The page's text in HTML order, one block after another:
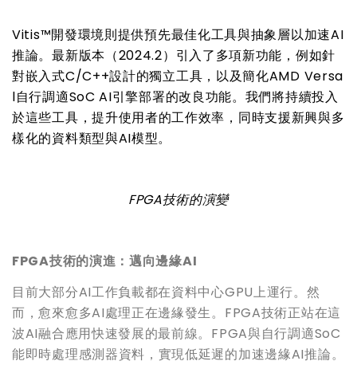
Vitis™開發環境則提供預先最佳化工具與抽象層以加速AI
推論。最新版本（2024.2）引入了多項新功能，例如針
對嵌入式C/C++設計的獨立工具，以及簡化AMD Versa
l自行調適SoC AI引擎部署的改良功能。我們將持續投入
於這些工具，提升使用者的工作效率，同時支援新興與多
樣化的資料類型與AI模型。
FPGA技術的演變
FPGA技術的演進：邁向邊緣AI
目前大部分AI工作負載都在資料中心GPU上運行。然
而，愈來愈多AI處理正在邊緣發生。FPGA技術正站在這
波AI融合應用快速發展的最前線。FPGA與自行調適SoC
能即時處理感測器資料，實現低延遲的加速邊緣AI推論。